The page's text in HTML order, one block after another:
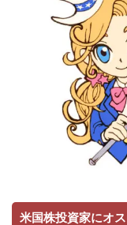
米国株投資家にオ